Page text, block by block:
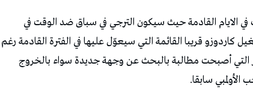
في الايام القادمة حيث سيكون الترجي في سباق ضد الوقت في
قريبا القائمة التي سيعوّل عليها في الفترة القادمة رغم
أصبحت مطالبة بالبحث عن وجهة جديدة سواء بالخروج
الأولمبي سابقا.